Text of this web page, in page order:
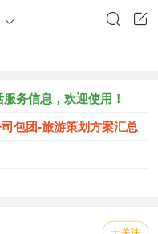
 

务信息，欢迎使用！
包团-旅游策划方案汇总
布-(2020.2.1)
 关注